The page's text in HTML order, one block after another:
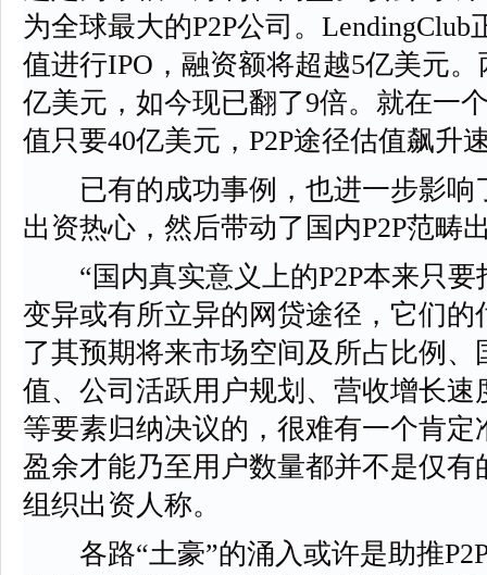
为全球最大的P2P公司。
值进行IPO，融资额将超越5亿美元
亿美元，如今现已翻了9倍。就在一
值只要40亿美元，P2P途径估值飙升
已有的成功事例，也进一步影响
出资热心，然后带动了国内P2P范畴
“国内真实意义上的P2P本来只要
变异或有所立异的网贷途径，它们
了其预期将来市场空间及所占比例
值、公司活跃用户规划、营收增长
等要素归纳决议的，很难有一个肯
盈余才能乃至用户数量都并不是仅有
组织出资人称。
各路“土豪”的涌入或许是助推